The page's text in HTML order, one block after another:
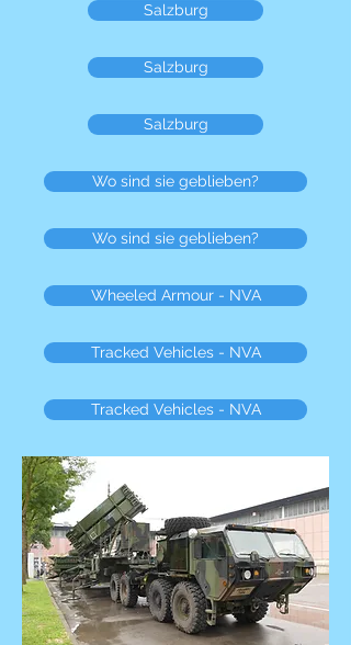
Salzburg
Salzburg
Salzburg
Wo sind sie geblieben?
Wo sind sie geblieben?
Wheeled Armour - NVA
Tracked Vehicles - NVA
Tracked Vehicles - NVA